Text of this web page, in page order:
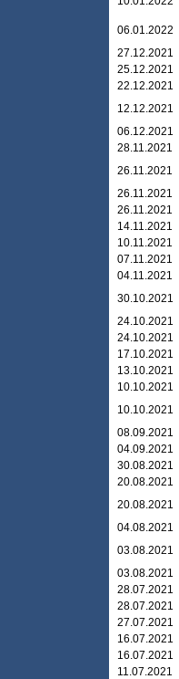
06.01.2022
27.12.2021
25.12.2021
22.12.2021
12.12.2021
06.12.2021
28.11.2021
26.11.2021
26.11.2021
26.11.2021
14.11.2021
10.11.2021
07.11.2021
04.11.2021
30.10.2021
24.10.2021
24.10.2021
17.10.2021
13.10.2021
10.10.2021
10.10.2021
08.09.2021
04.09.2021
30.08.2021
20.08.2021
20.08.2021
04.08.2021
03.08.2021
03.08.2021
28.07.2021
28.07.2021
27.07.2021
16.07.2021
16.07.2021
11.07.2021